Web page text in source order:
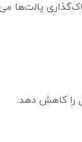
پالت‌ها
را کاهش دهد.